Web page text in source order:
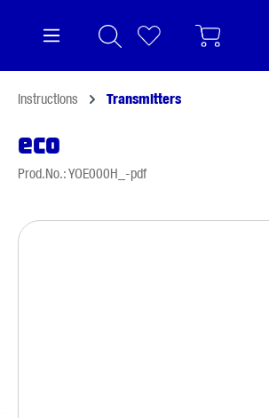
Instructions Transmitters
eco
Prod.No.: YOE000H_-pdf
Skip image gallery